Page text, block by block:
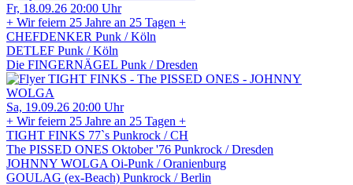
Fr, 18.09.26 20:00 Uhr
+ Wir feiern 25 Jahre an 25 Tagen +
CHEFDENKER Punk / Köln
DETLEF Punk / Köln
Die FINGERNÄGEL Punk / Dresden
Sa, 19.09.26 20:00 Uhr
+ Wir feiern 25 Jahre an 25 Tagen +
TIGHT FINKS 77`s Punkrock / CH
The PISSED ONES Oktober '76 Punkrock / Dresden
JOHNNY WOLGA Oi-Punk / Oranienburg
GOULAG (ex-Beach) Punkrock / Berlin